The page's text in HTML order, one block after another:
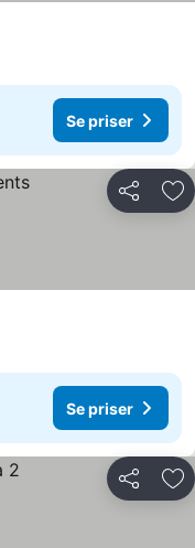
Se priser
Dela
Se priser
Dela